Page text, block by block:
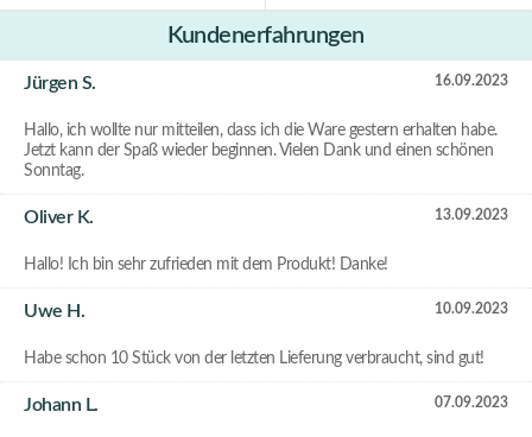
Kundenerfahrungen
16.09.2023
Jürgen S.
Hallo, ich wollte nur mitteilen, dass ich die Ware gestern erhalten habe.
Jetzt kann der Spaß wieder beginnen. Vielen Dank und einen schönen
Sonntag.
13.09.2023
Oliver K.
Hallo! Ich bin sehr zufrieden mit dem Produkt! Danke!
10.09.2023
Uwe H.
Habe schon 10 Stück von der letzten Lieferung verbraucht, sind gut!
07.09.2023
Johann L.